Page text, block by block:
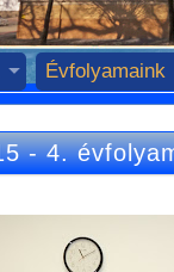
Évfolyamaink
-4.